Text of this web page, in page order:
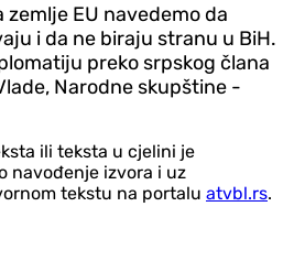
EU navedemo da
i da ne biraju stranu u BiH.
preko srpskog člana
Narodne skupštine -
ili teksta u cjelini je
navođenje izvora i uz
tekstu na portalu atvbl.rs.